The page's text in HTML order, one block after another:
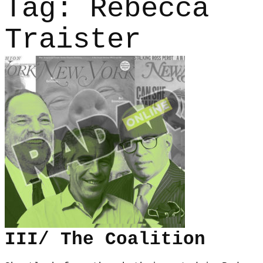
Tag: Rebecca
Traister
III/ The Coalition